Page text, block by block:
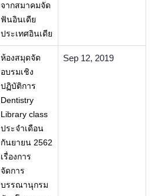
จากสมาคมจัด
ฟันอินเดีย
ประเทศอินเดีย
ห้องสมุดจัด
อบรมเชิง
ปฏิบัติการ
Dentistry
Library class
ประจำเดือน
กันยายน 2562
เรื่องการ
จัดการ
บรรณานุกรม
Sep 12, 2019